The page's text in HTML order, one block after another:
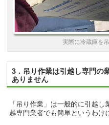
実際に冷蔵庫を
3．吊り作業は引越し専門の
ありません
「吊り作業」は一般的に引越し
越専門業者でも簡単というわけ